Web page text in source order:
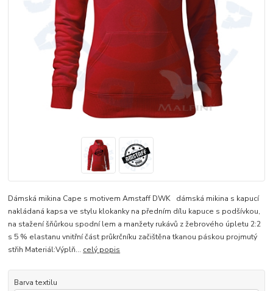
Dámská mikina Cape s motivem Amstaff DWK dámská mikina s kapucí
nakládaná kapsa ve stylu klokanky na předním dílu kapuce s podšívkou,
na stažení šňůrkou spodní lem a manžety rukávů z žebrového úpletu 2:2
s 5 % elastanu vnitřní část průkrčníku začištěna tkanou páskou projmutý
střih Materiál:Výplň... celý popis
Barva textilu